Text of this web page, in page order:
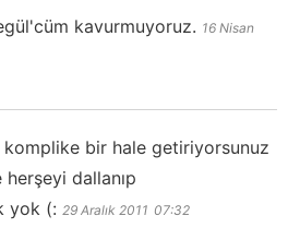
kavurmuyoruz. 16 Nisan
komplike bir hale getiriyorsunuz
dallanıp
yok (: 29 Aralık 2011 07:32